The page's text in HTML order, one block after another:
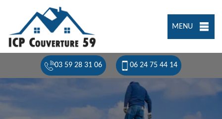
MENU
03 59 28 31 06 06 24 75 44 14